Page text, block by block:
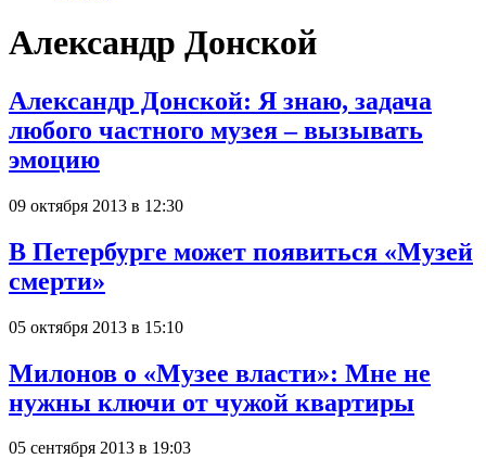
Александр Донской
Александр Донской: Я знаю, задача
любого частного музея – вызывать
эмоцию
09 октября 2013 в 12:30
В Петербурге может появиться «Музей
смерти»
05 октября 2013 в 15:10
Милонов о «Музее власти»: Мне не
нужны ключи от чужой квартиры
05 сентября 2013 в 19:03